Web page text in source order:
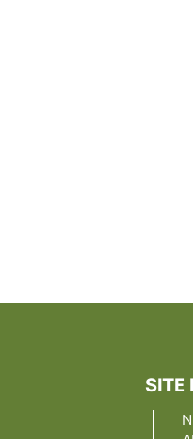
SITE